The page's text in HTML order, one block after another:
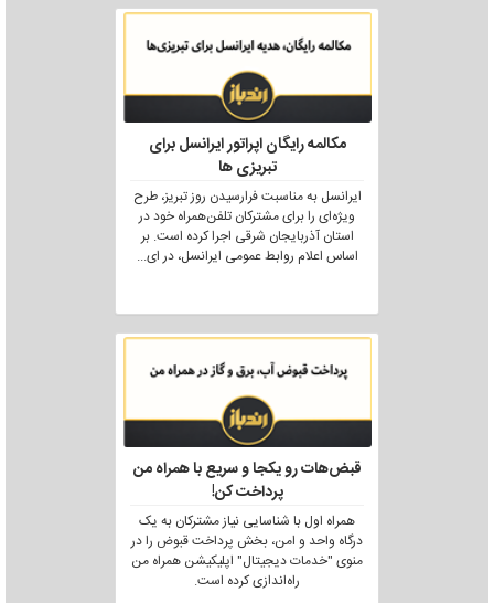
مکالمه رایگان اپراتور ایرانسل برای
تبریزی ها
ایرانسل به مناسبت فرارسیدن روز تبریز، طرح
ویژه‌ای را برای مشترکان تلفن‌همراه خود در
استان آذربایجان شرقی اجرا کرده است. بر
اساس اعلام روابط عمومی ایرانسل، در ای...
قبض‌هات رو یکجا و سریع با همراه من
پرداخت کن!
همراه اول با شناسایی نیاز مشترکان به یک
درگاه واحد و امن، بخش پرداخت قبوض را در
منوی "خدمات دیجیتال" اپلیکیشن همراه من
راه‌اندازی کرده است.